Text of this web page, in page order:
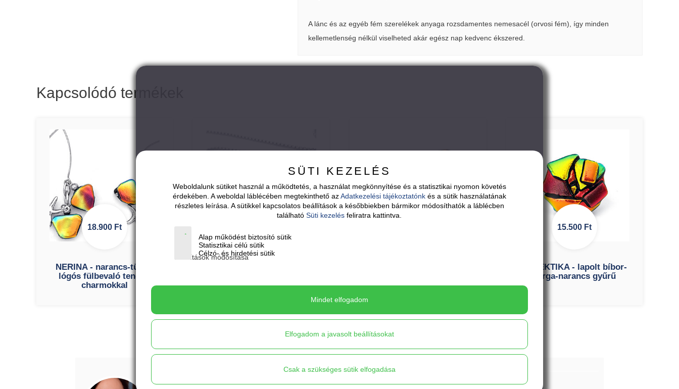
A lánc és az egyéb fém szerelékek anyaga rozsdamentes nemesacél (orvosi fém), így minden
kellemetlenség nélkül viselheted akár egész nap kedvenc ékszered.
Kapcsolódó termékek
18.900 Ft
NERINA - narancs-türkiz
lógós fülbevaló tengeri
charmokkal
tengeri charmokkal
fülbevaló
15.500 Ft
EKLEKTIKA - lapolt bíbor-
sárga-narancs gyűrű
SÜTI KEZELÉS
Weboldalunk sütiket használ a működtetés, a használat megkönnyítése és a statisztikai nyomon követés
érdekében. A weboldal láblécében megtekinthető azAdatkezelési tájékoztatónkés a sütik használatának
részletes leírása. A sütikkel kapcsolatos beállítások a későbbiekben bármikor módosíthatók a láblécben
találhatóSüti kezelés feliratra kattintva.
Alap működést biztosító sütik
Statisztikai célú sütik
Célzó- és hirdetési sütik
Beállítások módosítása
Mindet elfogadom
Elfogadom a javasolt beállításokat
Csak a szükséges sütik elfogadása